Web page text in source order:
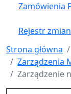
Zamówienia
Rejestr zmian
Strona główna
Zarządzenia
Zarządzenie